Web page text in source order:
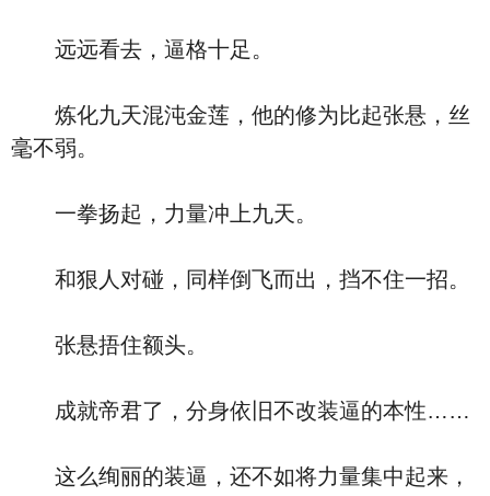
远远看去，逼格十足。
炼化九天混沌金莲，他的修为比起张悬，丝
毫不弱。
一拳扬起，力量冲上九天。
和狠人对碰，同样倒飞而出，挡不住一招。
张悬捂住额头。
成就帝君了，分身依旧不改装逼的本性……
这么绚丽的装逼，还不如将力量集中起来，